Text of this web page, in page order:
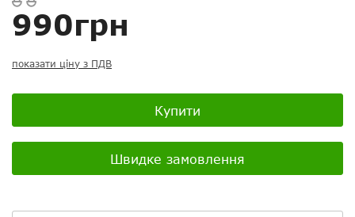
990грн
показати ціну з ПДВ
Купити
Швидке замовлення
Ваш відгук:
Посилання на відео з Youtube: